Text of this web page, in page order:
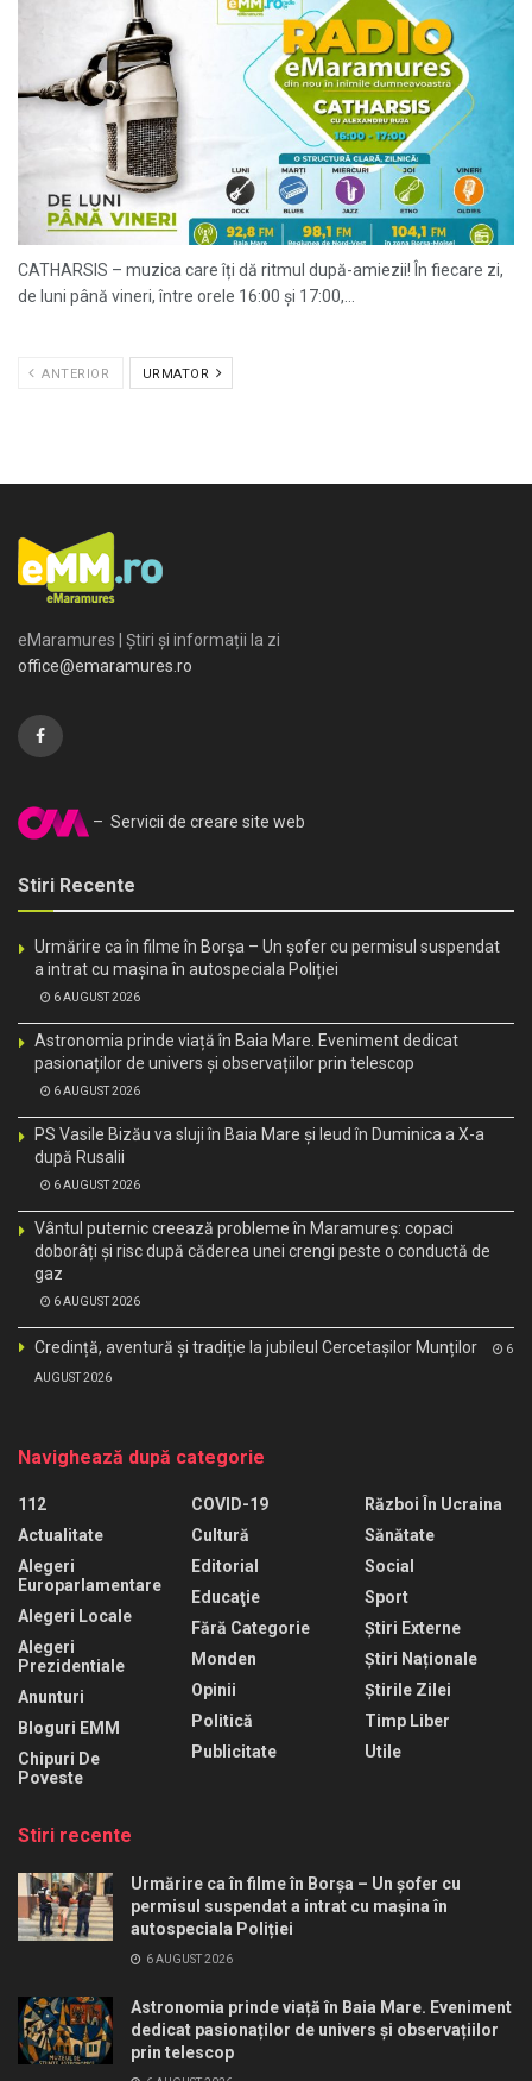
CATHARSIS – muzica care îți dă ritmul după-amiezii! În fiecare zi,
de luni până vineri, între orele 16:00 și 17:00,...
ANTERIOR URMATOR
eMaramures | Știri și informații la zi
office@emaramures.ro
– Servicii de creare site web
Stiri Recente
Urmărire ca în filme în Borșa – Un șofer cu permisul suspendat
a intrat cu mașina în autospeciala Poliției
6 AUGUST 2026
Astronomia prinde viață în Baia Mare. Eveniment dedicat
pasionaților de univers și observațiilor prin telescop
6 AUGUST 2026
PS Vasile Bizău va sluji în Baia Mare și Ieud în Duminica a X-a
după Rusalii
6 AUGUST 2026
Vântul puternic creează probleme în Maramureș: copaci
doborâți și risc după căderea unei crengi peste o conductă de
gaz
6 AUGUST 2026
Credință, aventură și tradiție la jubileul Cercetașilor Munților 6
AUGUST 2026
Navighează după categorie
112
Actualitate
Alegeri
Europarlamentare
Alegeri Locale
Alegeri
Prezidentiale
Anunturi
Bloguri EMM
Chipuri De
Poveste
COVID-19
Cultură
Editorial
Educaţie
Fără Categorie
Monden
Opinii
Politică
Publicitate
Război În Ucraina
Sănătate
Social
Sport
Știri Externe
Știri Naționale
Știrile Zilei
Timp Liber
Utile
Stiri recente
Urmărire ca în filme în Borșa – Un șofer cu
permisul suspendat a intrat cu mașina în
autospeciala Poliției
6 AUGUST 2026
Astronomia prinde viață în Baia Mare. Eveniment
dedicat pasionaților de univers și observațiilor
prin telescop